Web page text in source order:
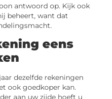
antwoord op. Kijk ook
beheert, want dat
eens
dezelfde rekeningen
ook goedkoper kan.
aan uw zijde hoeft u